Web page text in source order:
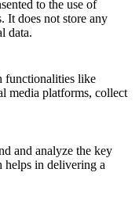
to the use of
It does not store any
data.
functionalities like
media platforms, collect
and analyze the key
helps in delivering a